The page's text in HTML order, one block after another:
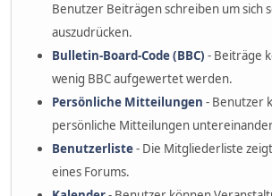
Benutzer Beiträgen schreiben um sich
auszudrücken.
Bulletin-Board-Code (BBC) - Beiträge
wenig BBC aufgewertet werden.
Persönliche Mitteilungen - Benutzer
persönliche Mitteilungen
Benutzerliste- Die Mitgliederliste
eines Forums.